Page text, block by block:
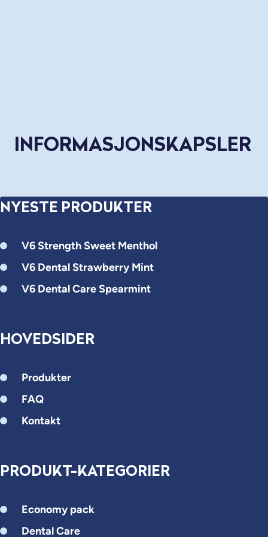
INFORMASJONSKAPSLER
NYESTE PRODUKTER
V6 Strength Sweet Menthol
V6 Dental Strawberry Mint
V6 Dental Care Spearmint
HOVEDSIDER
Produkter
FAQ
Kontakt
PRODUKT-KATEGORIER
Economy pack
Dental Care